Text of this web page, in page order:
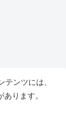
ンツには、
ります。